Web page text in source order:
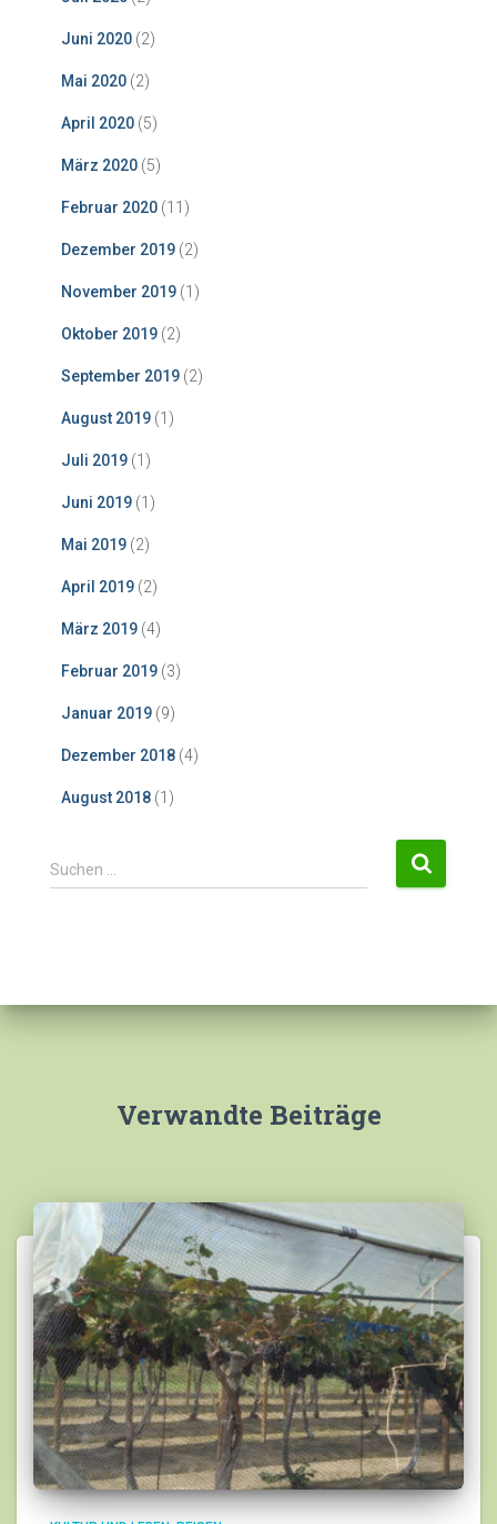
Juni 2020 (2)
Mai 2020 (2)
April 2020 (5)
März 2020 (5)
Februar 2020 (11)
Dezember 2019 (2)
November 2019 (1)
Oktober 2019 (2)
September 2019 (2)
August 2019 (1)
Juli 2019 (1)
Juni 2019 (1)
Mai 2019 (2)
April 2019 (2)
März 2019 (4)
Februar 2019 (3)
Januar 2019 (9)
Dezember 2018 (4)
August 2018 (1)
S
u
n
Suchen …
Verwandte Beiträge